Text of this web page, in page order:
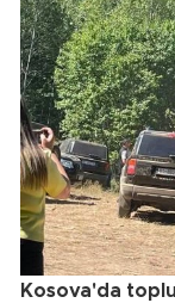
Kosova'da